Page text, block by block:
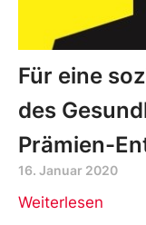
Für eine
des
Prämien-
16. Januar 2020
Weiterlesen